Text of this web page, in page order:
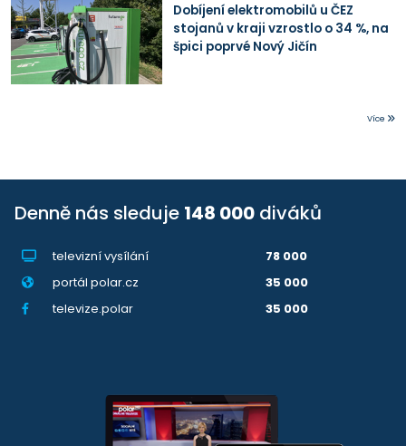
Dobíjení elektromobilů u ČEZ
stojanů v kraji vzrostlo o 34 %, na
špici poprvé Nový Jičín
Více
Denně nás sleduje 148 000 diváků
televizní vysílání
78 000
portál polar.cz
35 000
televize.polar
35 000